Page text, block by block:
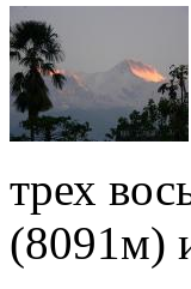
трех
(8091м)